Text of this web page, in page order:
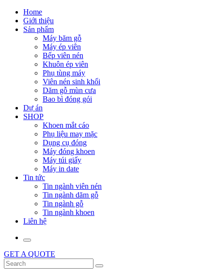
Home
Giới thiệu
Sản phẩm
Máy băm gỗ
Máy ép viên
Bếp viên nén
Khuôn ép viên
Phụ tùng máy
Viên nén sinh khối
Dăm gỗ mùn cưa
Bao bì đóng gói
Dự án
SHOP
Khoen mắt cáo
Phụ liệu may mặc
Dụng cụ đóng
Máy đóng khoen
Máy túi giấy
Máy in date
Tin tức
Tin ngành viên nén
Tin ngành dăm gỗ
Tin ngành gỗ
Tin ngành khoen
Liên hệ
GET A QUOTE